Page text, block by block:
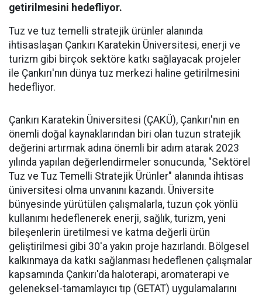
getirilmesini hedefliyor.
Tuz ve tuz temelli stratejik ürünler alanında
ihtisaslaşan Çankırı Karatekin Üniversitesi, enerji ve
turizm gibi birçok sektöre katkı sağlayacak projeler
ile Çankırı'nın dünya tuz merkezi haline getirilmesini
hedefliyor.
Çankırı Karatekin Üniversitesi (ÇAKÜ), Çankırı'nın en
önemli doğal kaynaklarından biri olan tuzun stratejik
değerini artırmak adına önemli bir adım atarak 2023
yılında yapılan değerlendirmeler sonucunda, "Sektörel
Tuz ve Tuz Temelli Stratejik Ürünler" alanında ihtisas
üniversitesi olma unvanını kazandı. Üniversite
bünyesinde yürütülen çalışmalarla, tuzun çok yönlü
kullanımı hedeflenerek enerji, sağlık, turizm, yeni
bileşenlerin üretilmesi ve katma değerli ürün
geliştirilmesi gibi 30'a yakın proje hazırlandı. Bölgesel
kalkınmaya da katkı sağlanması hedeflenen çalışmalar
kapsamında Çankırı'da haloterapi, aromaterapi ve
geleneksel-tamamlayıcı tıp (GETAT) uygulamalarını